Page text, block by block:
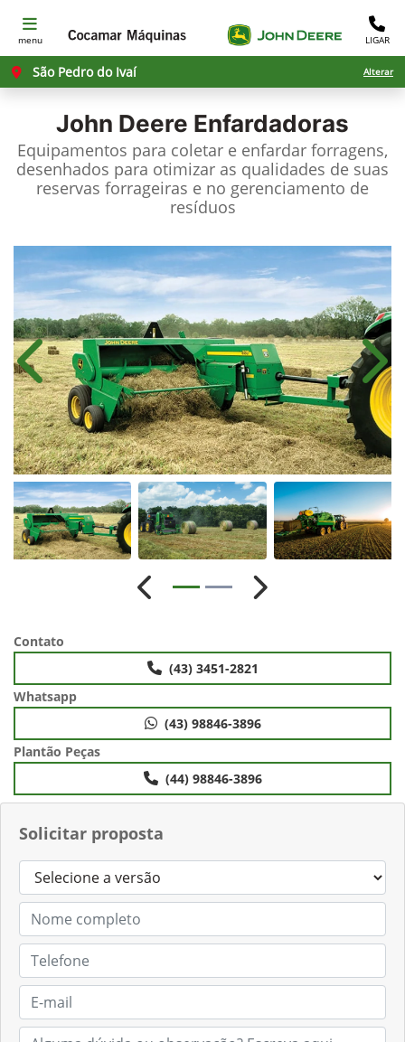
menu LIGAR
São Pedro do Ivaí Alterar
John Deere Enfardadoras
Equipamentos para coletar e enfardar forragens,
desenhados para otimizar as qualidades de suas
reservas forrageiras e no gerenciamento de
resíduos
Solicitar proposta
Anterior
Anterior Próximo
Contato
(43) 3451-2821
Whatsapp
(43) 98846-3896
Plantão Peças
(44) 98846-3896